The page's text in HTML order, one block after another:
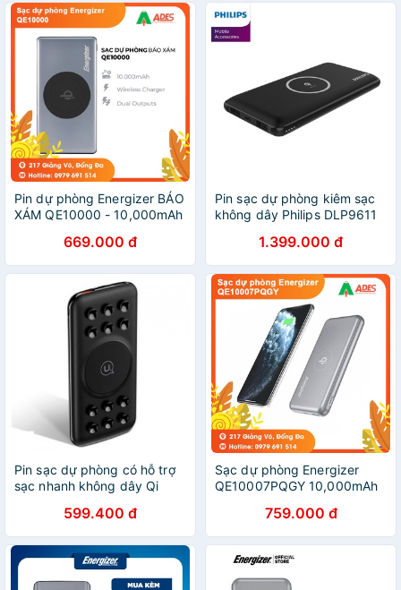
Pin dự phòng Energizer BÁO
XÁM QE10000 - 10,000mAh
5W chuẩn Qi, thiết kế vỏ kim
loại chắc chắn
669.000 đ
Pin sạc dự phòng kiêm sạc
không dây Philips DLP9611
1.399.000 đ
Pin sạc dự phòng có hỗ trợ
sạc nhanh không dây Qi
HanruiOffical599.400 đ
Sạc dự phòng Energizer
QE10007PQGY 10,000mAh
tảng, sạc không dây 10W
chuẩn Qi, PD 18W
759.000 đ